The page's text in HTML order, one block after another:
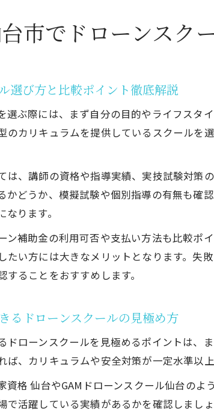
資格取得を
ドローン
未経験者
ドローン
ドロー
仙台市内
ドロー
スケジュ
資格取得
ドロー
資格試験
ドローン
資格は何日で
市でドローンスク
選び方と比較ポイント徹底解説
選ぶ際には、まず自分の目的やライフスタ
のカリキュラムを提供しているスクールを
は、講師の資格や指導実績、実技試験対策
かどうか、模擬試験や個別指導の有無も確
ります。
ン補助金の利用可否や支払い方法も比較ポ
たい方には大きなメリットとなります。失
することをおすすめします。
るドローンスクールの見極め方
ドローンスクールを見極めるポイントは、
ば、カリキュラムや安全対策が一定水準以
資格 仙台やGAMドローンスクール仙台の
で活躍している実績があるかを確認しまし